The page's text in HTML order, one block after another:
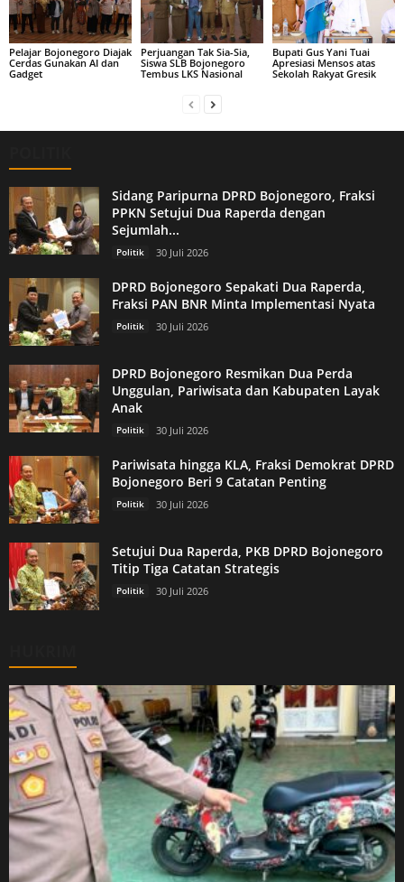
Pelajar Bojonegoro Diajak
Cerdas Gunakan AI dan
Gadget
Perjuangan Tak Sia-Sia,
Siswa SLB Bojonegoro
Tembus LKS Nasional
Bupati Gus Yani Tuai
Apresiasi Mensos atas
Sekolah Rakyat Gresik
Sidang Paripurna DPRD Bojonegoro, Fraksi
PPKN Setujui Dua Raperda dengan
Sejumlah...
Politik 30 Juli 2026
DPRD Bojonegoro Sepakati Dua Raperda,
Fraksi PAN BNR Minta Implementasi Nyata
Politik 30 Juli 2026
DPRD Bojonegoro Resmikan Dua Perda
Unggulan, Pariwisata dan Kabupaten Layak
Anak
Politik 30 Juli 2026
Pariwisata hingga KLA, Fraksi Demokrat DPRD
Bojonegoro Beri 9 Catatan Penting
Politik 30 Juli 2026
Setujui Dua Raperda, PKB DPRD Bojonegoro
Titip Tiga Catatan Strategis
Politik 30 Juli 2026